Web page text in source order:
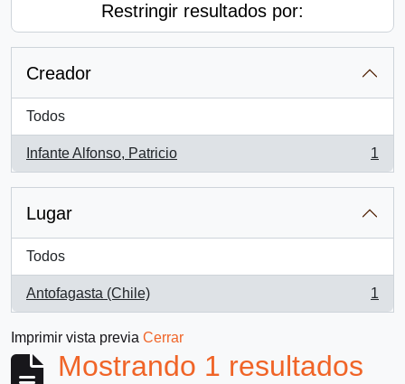
Restringir resultados por:
Creador
Todos
Infante Alfonso, Patricio
, 1 resultados
1
Lugar
Todos
Antofagasta (Chile)
, 1 resultados
1
Imprimir vista previa Cerrar
Mostrando 1 resultados